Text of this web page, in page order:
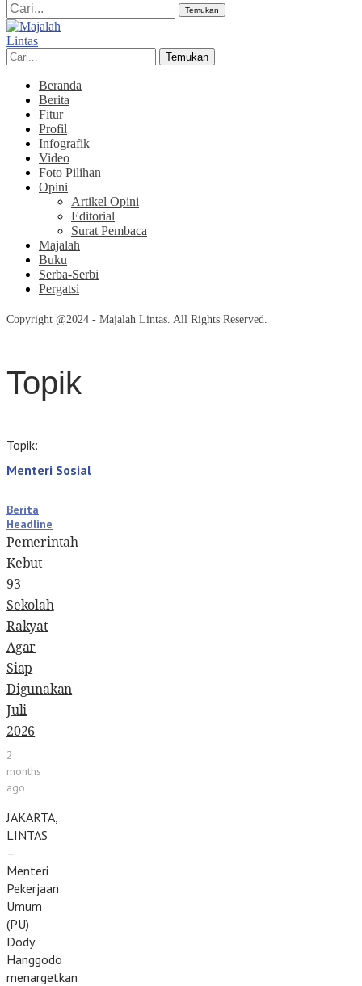
Temukan
Temukan
Beranda
Berita
Fitur
Profil
Infografik
Video
Foto Pilihan
Opini
Artikel Opini
Editorial
Surat Pembaca
Majalah
Buku
Serba-Serbi
Pergatsi
Copyright @2024 - Majalah Lintas. All Rights Reserved.
Topik
Topik:
Menteri Sosial
Berita
Headline
Pemerintah
Kebut
93
Sekolah
Rakyat
Agar
Siap
Digunakan
Juli
2026
2
months
ago
JAKARTA,
LINTAS
–
Menteri
Pekerjaan
Umum
(PU)
Dody
Hanggodo
menargetkan